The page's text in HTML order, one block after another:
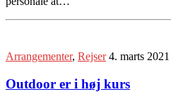
Arrangementer, Rejser 4. marts 2021
Outdoor er i høj kurs